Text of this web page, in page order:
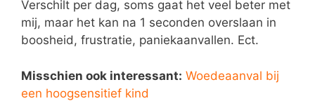
Verschilt per dag, soms gaat het veel beter met
mij, maar het kan na 1 seconden overslaan in
boosheid, frustratie, paniekaanvallen. Ect.
Misschien ook interessant: Woedeaanval bij
een hoogsensitief kind